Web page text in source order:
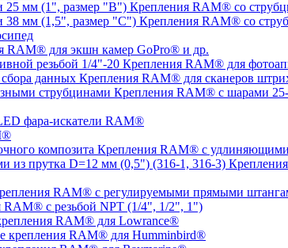
Крепления RAM® со
Крепления RAM® со
RAM® для экшн камер GoPro® и др.
Крепления RAM® для
Крепления RAM® для сканеров
Крепления RAM® с шарами
фара-искатели RAM®
Крепления RAM® с удлиняющими
RAM® c регулируемыми прямыми
RAM® с резьбой NPT (1/4", 1/2", 1")
RAM® для Lowrance®
крепления RAM® для Humminbird®